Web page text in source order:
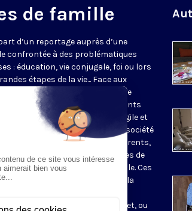
de famille
d’un reportage auprès d’une
confrontée à des problématiques
: éducation, vie conjugale, foi ou lors
étapes de la vie... Face aux
très concrètes, KTO propose
et conseils avec des intervenants
qui s’appuient sur l’Evangile et
chrétienne. Dans une société
évolution, jeunes couples, parents,
parents y trouveront des pistes de
pour soutenir leur vie de famille. Ces
de 5 minutes sont mis à la
pour leurs sites internet, ou